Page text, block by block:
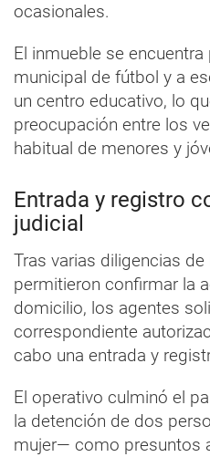
ocasionales.
El inmueble se
municipal de fútbol y a
un centro educativo, lo
preocupación entre los
habitual de menores y
Entrada y registro
judicial
Tras varias diligencias
permitieron confirmar la
domicilio, los agentes
correspondiente
cabo una entrada y
El operativo culminó el
la detención de dos
mujer— como presuntos